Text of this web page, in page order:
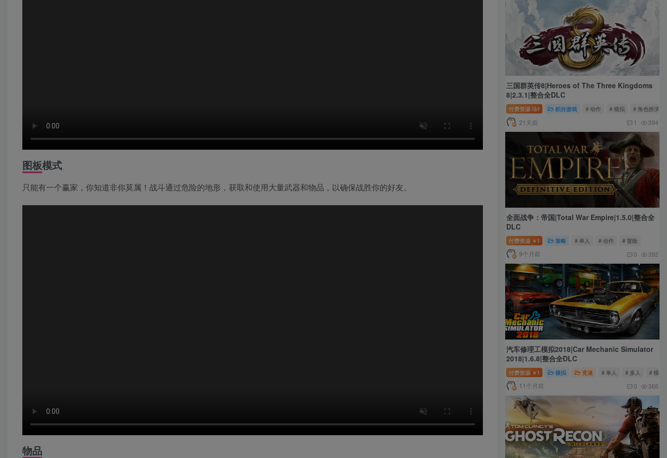
图板模式
只能有一个赢家，你知道非你莫属！战斗通过危险的地形，获取和使用大量武器和物品，以确保战胜你的好友。
物品
三国群英传8|Heroes of The Three Kingdoms
8|2.3.1|整合全DLC
付费资源 1 积分游戏 # 动作 # 模拟 # 角色扮演
21天前 1 394
全面战争：帝国|Total War Empire|1.5.0|整合全
DLC
付费资源 ￥ 1 策略 # 单人 # 动作 # 冒险
9个月前 0 392
汽车修理工模拟2018|Car Mechanic Simulator
2018|1.6.8|整合全DLC
付费资源 ￥ 1 模拟 竞速 # 单人 # 多人 # 模拟
11个月前 0 366